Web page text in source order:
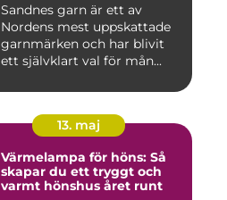
Sandnes garn är ett av
Nordens mest uppskattade
garnmärken och har blivit
ett självklart val för mån...
13. maj
Värmelampa för höns: Så
skapar du ett tryggt och
varmt hönshus året runt